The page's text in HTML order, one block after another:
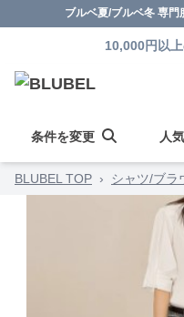
ブルベ夏/ブルベ冬 専門
10,000円以
条件を変更 人
BLUBEL TOP › シャツ/ブラ